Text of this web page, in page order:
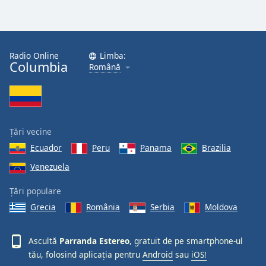
Caption
Area
Background
Color
Opacity
Font
Text
Style
Radio Online
Columbia
Limba:
Română
Țări vecine
Ecuador
Peru Panama
Brazilia
Venezuela
Țări populare
Grecia
România Serbia Moldova
Ascultă Parranda Estereo, gratuit de pe smartphone-ul
tău, folosind aplicația pentru Android sau iOS!